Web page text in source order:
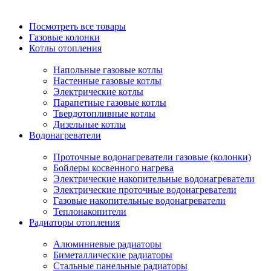
Посмотреть все товары
Газовые колонки
Котлы отопления
Напольные газовые котлы
Настенные газовые котлы
Электрические котлы
Парапетные газовые котлы
Твердотопливные котлы
Дизельные котлы
Водонагреватели
Проточные водонагреватели газовые (колонки)
Бойлеры косвенного нагрева
Электрические накопительные водонагреватели
Электрические проточные водонагреватели
Газовые накопительные водонагреватели
Теплонакопители
Радиаторы отопления
Алюминиевые радиаторы
Биметаллические радиаторы
Стальные панельные радиаторы